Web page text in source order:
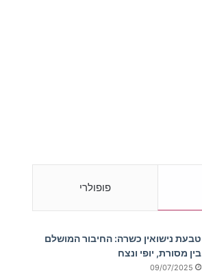
פופולרי
טבעת נישואין כשרה: החיבור המושלם
בין מסורת, יופי ונצח
09/07/2025